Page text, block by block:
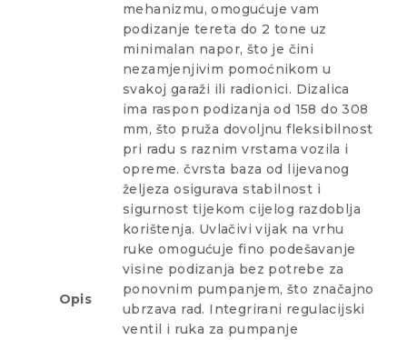
Opis
mehanizmu, omogućuje vam
podizanje tereta do 2 tone uz
minimalan napor, što je čini
nezamjenjivim pomoćnikom u
svakoj garaži ili radionici. Dizalica
ima raspon podizanja od 158 do 308
mm, što pruža dovoljnu fleksibilnost
pri radu s raznim vrstama vozila i
opreme. čvrsta baza od lijevanog
željeza osigurava stabilnost i
sigurnost tijekom cijelog razdoblja
korištenja. Uvlačivi vijak na vrhu
ruke omogućuje fino podešavanje
visine podizanja bez potrebe za
ponovnim pumpanjem, što značajno
ubrzava rad. Integrirani regulacijski
ventil i ruka za pumpanje